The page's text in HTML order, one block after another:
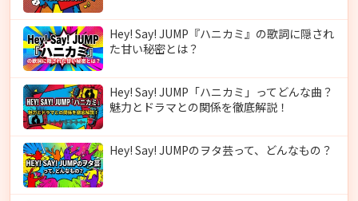
Hey! Say! JUMP『ハニカミ』の歌詞に隠され
た甘い秘密とは？
Hey! Say! JUMP「ハニカミ」ってどんな曲？
魅力とドラマとの関係を徹底解説！
Hey! Say! JUMPのヲタ芸って、どんなもの？